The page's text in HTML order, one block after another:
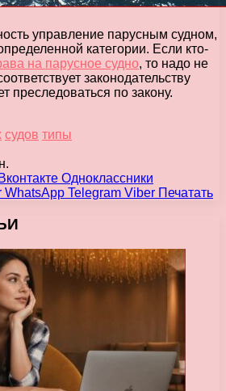
управление парусным судном,
категории. Если кто-
на парусное судно, то надо не
законодательству
преследоваться по закону.
судов типы
Вконтакте Одноклассники
WhatsApp Telegram Viber Печатать